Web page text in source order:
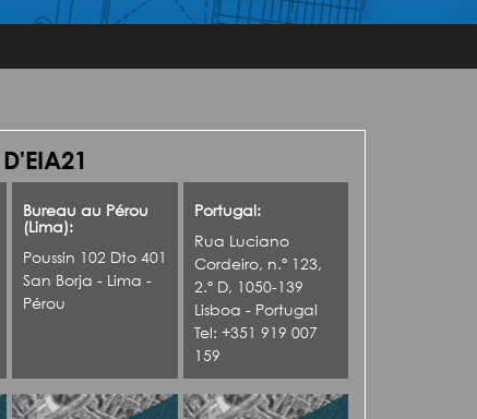
Bureau au Pérou
(Lima):
Poussin 102 Dto 401
San Borja - Lima -
Pérou
Portugal:
Rua Luciano
Cordeiro, n.º 123,
2.º D, 1050-139
Lisboa - Portugal
Tel: +351 919 007
159